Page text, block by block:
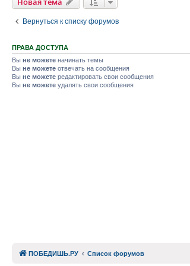
Вернуться к списку форумов
ПРАВА ДОСТУПА
Вы не можете начинать темы
Вы не можете отвечать на сообщения
Вы не можете редактировать свои сообщения
Вы не можете удалять свои сообщения
ПОБЕДИШЬ.РУ Список форумов